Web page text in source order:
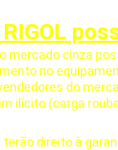
mercado cinza
no
do
ilícito (carga
direito à